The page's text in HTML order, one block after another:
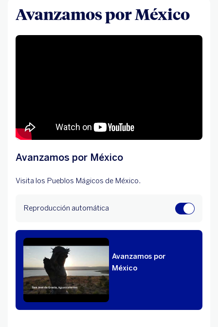
Avanzamos por México
Avanzamos por México
Visita los Pueblos Mágicos de México.
Reproducción automática
Avanzamos por
México